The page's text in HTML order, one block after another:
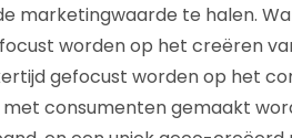
marketingwaarde te halen.
worden op het creëren
gefocust worden op het
consumenten gemaakt